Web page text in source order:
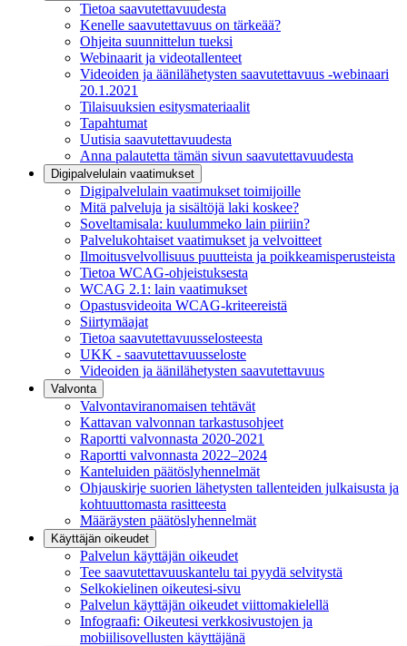
Tietoa saavutettavuudesta
Kenelle saavutettavuus on tärkeää?
Ohjeita suunnittelun tueksi
Webinaarit ja videotallenteet
Videoiden ja äänilähetysten saavutettavuus -webinaari
20.1.2021
Tilaisuuksien esitysmateriaalit
Tapahtumat
Uutisia saavutettavuudesta
Anna palautetta tämän sivun saavutettavuudesta
Digipalvelulain vaatimukset
Digipalvelulain vaatimukset toimijoille
Mitä palveluja ja sisältöjä laki koskee?
Soveltamisala: kuulummeko lain piiriin?
Palvelukohtaiset vaatimukset ja velvoitteet
Ilmoitusvelvollisuus puutteista ja poikkeamisperusteista
Tietoa WCAG-ohjeistuksesta
WCAG 2.1: lain vaatimukset
Opastusvideoita WCAG-kriteereistä
Siirtymäajat
Tietoa saavutettavuusselosteesta
UKK - saavutettavuusseloste
Videoiden ja äänilähetysten saavutettavuus
Valvonta
Valvontaviranomaisen tehtävät
Kattavan valvonnan tarkastusohjeet
Raportti valvonnasta 2020-2021
Raportti valvonnasta 2022–2024
Kanteluiden päätöslyhennelmät
Ohjauskirje suorien lähetysten tallenteiden julkaisusta ja
kohtuuttomasta rasitteesta
Määräysten päätöslyhennelmät
Käyttäjän oikeudet
Palvelun käyttäjän oikeudet
Tee saavutettavuuskantelu tai pyydä selvitystä
Selkokielinen oikeutesi-sivu
Palvelun käyttäjän oikeudet viittomakielellä
Infograafi: Oikeutesi verkkosivustojen ja
mobiilisovellusten käyttäjänä